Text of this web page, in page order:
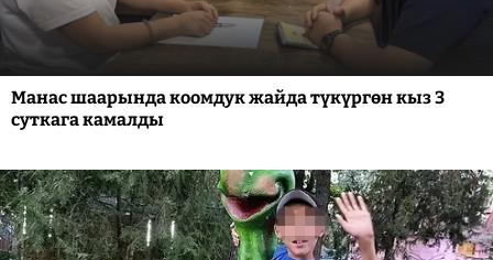
Манас шаарында коомдук жайда түкүргөн кыз 3
суткага камалды